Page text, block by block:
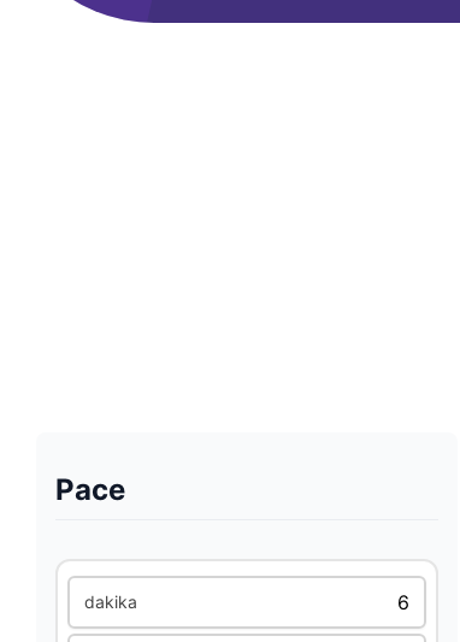
Pace
dakika